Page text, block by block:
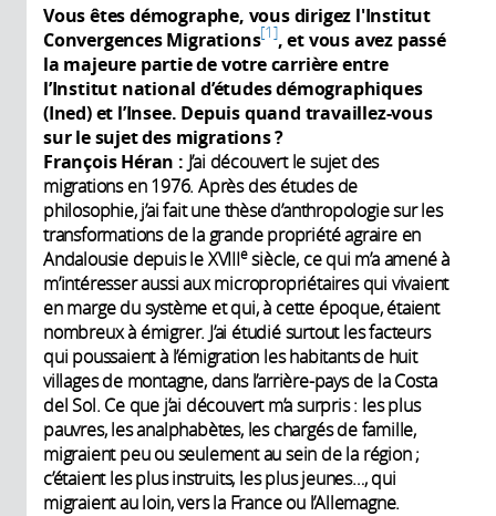
Vous êtes démographe, vous dirigez l'Institut
Convergences Migrations 1 , et vous avez passé
la majeure partie de votre carrière entre
l’Institut national d’études démographiques
(Ined) et l’Insee. Depuis quand travaillez-vous
sur le sujet des migrations ?
François Héran : J’ai découvert le sujet des
migrations en 1976. Après des études de
philosophie, j’ai fait une thèse d’anthropologie sur les
transformations de la grande propriété agraire en
Andalousie depuis le XVIIIesiècle, ce qui m’a amené à
m’intéresser aussi aux micropropriétaires qui vivaient
en marge du système et qui, à cette époque, étaient
nombreux à émigrer. J’ai étudié surtout les facteurs
qui poussaient à l’émigration les habitants de huit
villages de montagne, dans l’arrière-pays de la Costa
del Sol. Ce que j’ai découvert m’a surpris : les plus
pauvres, les analphabètes, les chargés de famille,
migraient peu ou seulement au sein de la région ;
c’étaient les plus instruits, les plus jeunes…, qui
migraient au loin, vers la France ou l’Allemagne.